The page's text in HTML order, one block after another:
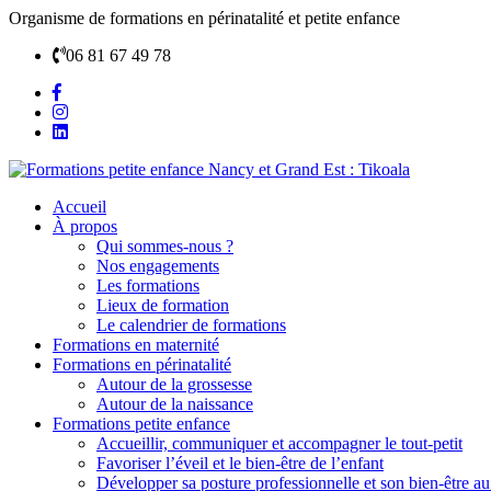
Organisme de formations en périnatalité et petite enfance
06 81 67 49 78
Accueil
À propos
Qui sommes-nous ?
Nos engagements
Les formations
Lieux de formation
Le calendrier de formations
Formations en maternité
Formations en périnatalité
Autour de la grossesse
Autour de la naissance
Formations petite enfance
Accueillir, communiquer et accompagner le tout-petit
Favoriser l’éveil et le bien-être de l’enfant
Développer sa posture professionnelle et son bien-être